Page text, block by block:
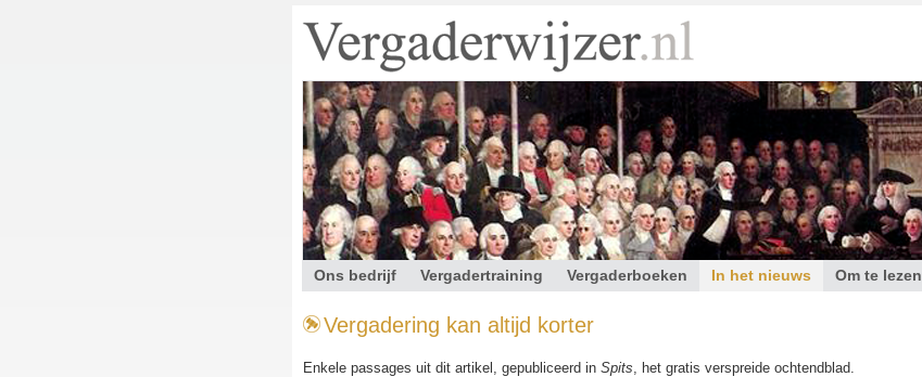
Ons bedrijf Vergadertraining Vergaderboeken In het nieuws Om te lezen
Contact
Vergadering kan altijd korter
Enkele passages uit dit artikel, gepubliceerd in Spits, het gratis verspreide ochtendblad.